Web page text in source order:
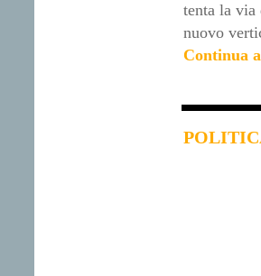
tenta la via
nuovo
Continua